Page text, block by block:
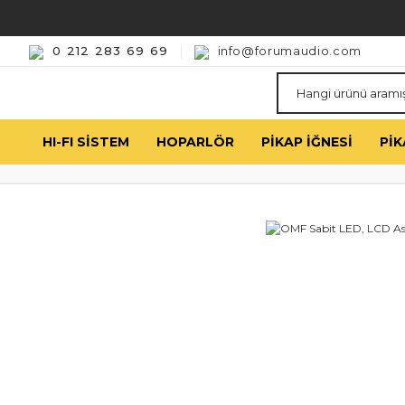
0 212 283 69 69 info@forumaudio.com
HI-FI SISTEM HOPARLÖR PIKAP İĞNESI